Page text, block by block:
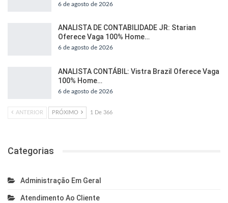
6 de agosto de 2026
ANALISTA DE CONTABILIDADE JR: Starian
Oferece Vaga 100% Home…
6 de agosto de 2026
ANALISTA CONTÁBIL: Vistra Brazil Oferece Vaga
100% Home…
6 de agosto de 2026
ANTERIOR PRÓXIMO 1 De 366
Categorias
Administração Em Geral
Atendimento Ao Cliente